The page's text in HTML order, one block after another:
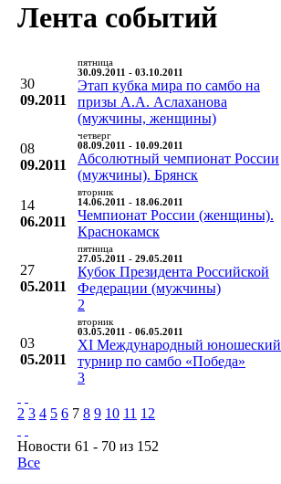
Лента событий
30
09.2011
пятница
30.09.2011 - 03.10.2011
Этап кубка мира по самбо на
призы А.А. Аслаханова
(мужчины, женщины)
08
09.2011
четверг
08.09.2011 - 10.09.2011
Абсолютный чемпионат России
(мужчины). Брянск
14
06.2011
вторник
14.06.2011 - 18.06.2011
Чемпионат России (женщины).
Краснокамск
27
05.2011
пятница
27.05.2011 - 29.05.2011
Кубок Президента Российской
Федерации (мужчины)
2
03
05.2011
вторник
03.05.2011 - 06.05.2011
XI Международный юношеский
турнир по самбо «Победа»
3
2 3 4 5 6 7 8 9 10 11 12
Новости 61 - 70 из 152
Все